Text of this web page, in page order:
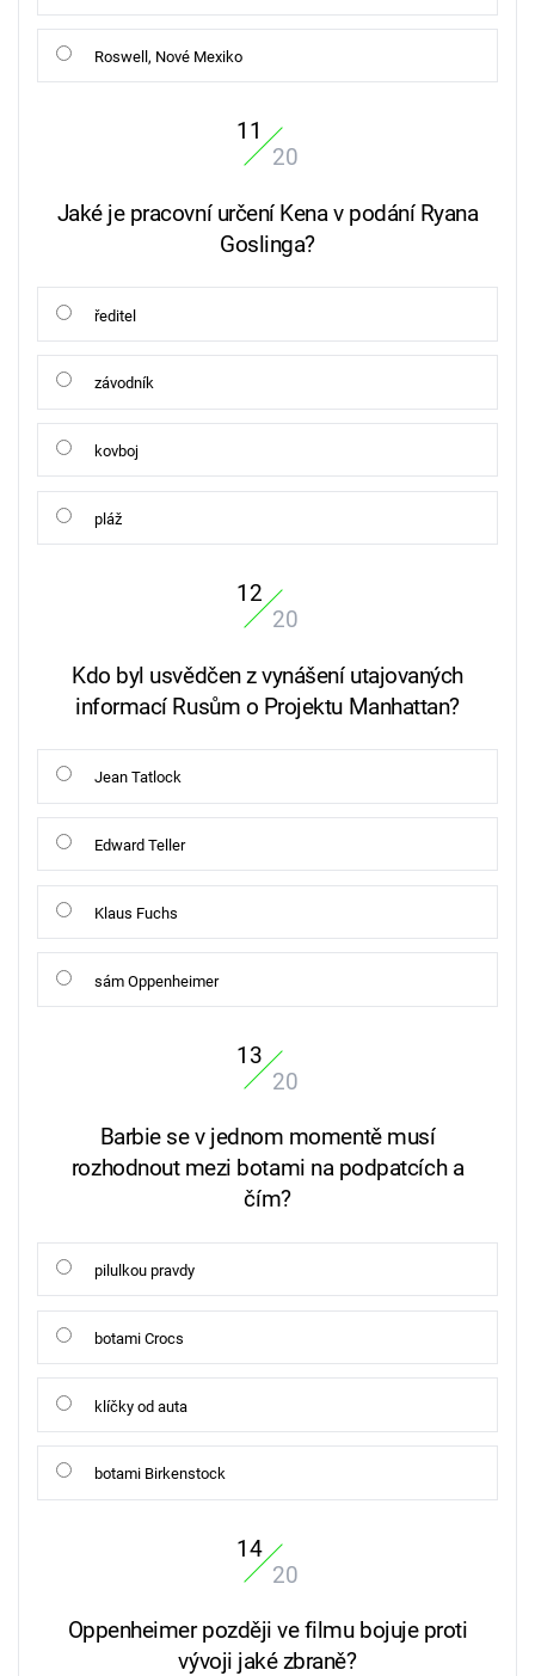
Roswell, Nové Mexiko
11
20
Jaké je pracovní určení Kena v podání Ryana
Goslinga?
ředitel
závodník
kovboj
pláž
12
20
Kdo byl usvědčen z vynášení utajovaných
informací Rusům o Projektu Manhattan?
Jean Tatlock
Edward Teller
Klaus Fuchs
sám Oppenheimer
13
20
Barbie se v jednom momentě musí
rozhodnout mezi botami na podpatcích a
čím?
pilulkou pravdy
botami Crocs
klíčky od auta
botami Birkenstock
14
20
Oppenheimer později ve filmu bojuje proti
vývoji jaké zbraně?